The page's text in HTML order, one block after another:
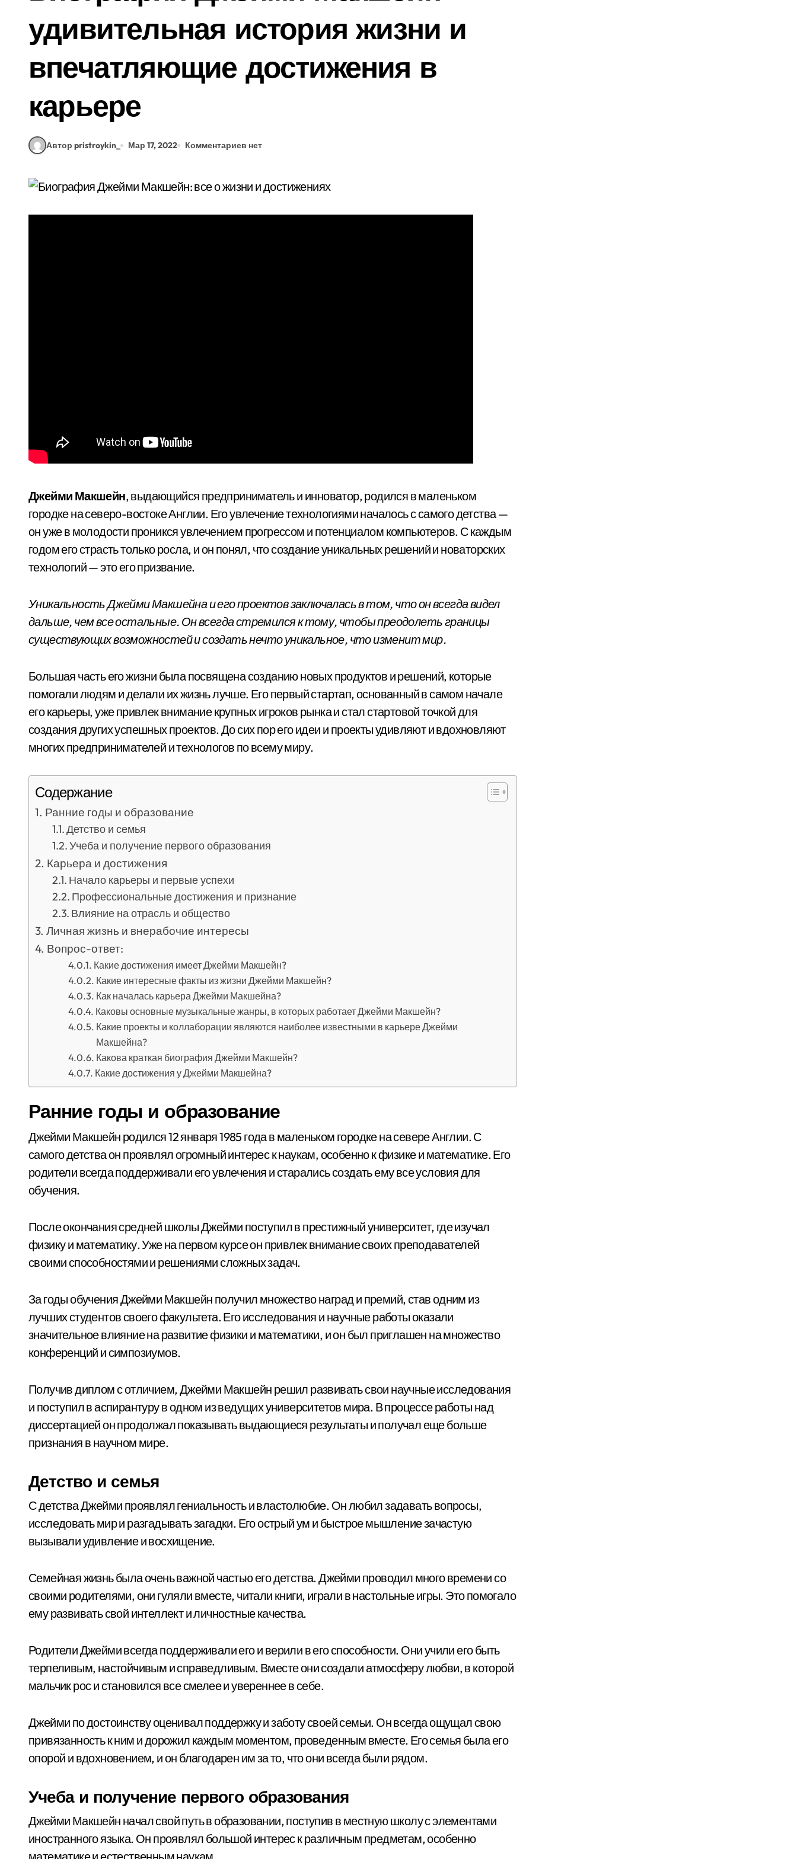
удивительная история жизни и
впечатляющие достижения в
карьере
Автор pristroykin_ Мар 17, 2022 Комментариев нет
Джейми Макшейн, выдающийся предприниматель и инноватор, родился в маленьком
городке на северо-востоке Англии. Его увлечение технологиями началось с самого детства —
он уже в молодости проникся увлечением прогрессом и потенциалом компьютеров. С каждым
годом его страсть только росла, и он понял, что создание уникальных решений и новаторских
технологий — это его призвание.
Уникальность Джейми Макшейна и его проектов заключалась в том, что он всегда видел
дальше, чем все остальные. Он всегда стремился к тому, чтобы преодолеть границы
существующих возможностей и создать нечто уникальное, что изменит мир.
Большая часть его жизни была посвящена созданию новых продуктов и решений, которые
помогали людям и делали их жизнь лучше. Его первый стартап, основанный в самом начале
его карьеры, уже привлек внимание крупных игроков рынка и стал стартовой точкой для
создания других успешных проектов. До сих пор его идеи и проекты удивляют и вдохновляют
многих предпринимателей и технологов по всему миру.
Содержание
Ранние годы и образование
Детство и семья
Учеба и получение первого образования
Карьера и достижения
Начало карьеры и первые успехи
Профессиональные достижения и признание
Влияние на отрасль и общество
Личная жизнь и внерабочие интересы
Вопрос-ответ:
Какие достижения имеет Джейми Макшейн?
Какие интересные факты из жизни Джейми Макшейн?
Как началась карьера Джейми Макшейна?
Каковы основные музыкальные жанры, в которых работает Джейми Макшейн?
Какие проекты и коллаборации являются наиболее известными в карьере Джейми
Макшейна?
Какова краткая биография Джейми Макшейн?
Какие достижения у Джейми Макшейна?
Ранние годы и образование
Джейми Макшейн родился 12 января 1985 года в маленьком городке на севере Англии. С
самого детства он проявлял огромный интерес к наукам, особенно к физике и математике. Его
родители всегда поддерживали его увлечения и старались создать ему все условия для
обучения.
После окончания средней школы Джейми поступил в престижный университет, где изучал
физику и математику. Уже на первом курсе он привлек внимание своих преподавателей
своими способностями и решениями сложных задач.
За годы обучения Джейми Макшейн получил множество наград и премий, став одним из
лучших студентов своего факультета. Его исследования и научные работы оказали
значительное влияние на развитие физики и математики, и он был приглашен на множество
конференций и симпозиумов.
Получив диплом с отличием, Джейми Макшейн решил развивать свои научные исследования
и поступил в аспирантуру в одном из ведущих университетов мира. В процессе работы над
диссертацией он продолжал показывать выдающиеся результаты и получал еще больше
признания в научном мире.
Детство и семья
С детства Джейми проявлял гениальность и властолюбие. Он любил задавать вопросы,
исследовать мир и разгадывать загадки. Его острый ум и быстрое мышление зачастую
вызывали удивление и восхищение.
Семейная жизнь была очень важной частью его детства. Джейми проводил много времени со
своими родителями, они гуляли вместе, читали книги, играли в настольные игры. Это помогало
ему развивать свой интеллект и личностные качества.
Родители Джейми всегда поддерживали его и верили в его способности. Они учили его быть
терпеливым, настойчивым и справедливым. Вместе они создали атмосферу любви, в которой
мальчик рос и становился все смелее и увереннее в себе.
Джейми по достоинству оценивал поддержку и заботу своей семьи. Он всегда ощущал свою
привязанность к ним и дорожил каждым моментом, проведенным вместе. Его семья была его
опорой и вдохновением, и он благодарен им за то, что они всегда были рядом.
Учеба и получение первого образования
Джейми Макшейн начал свой путь в образовании, поступив в местную школу с элементами
иностранного языка. Он проявлял большой интерес к различным предметам, особенно